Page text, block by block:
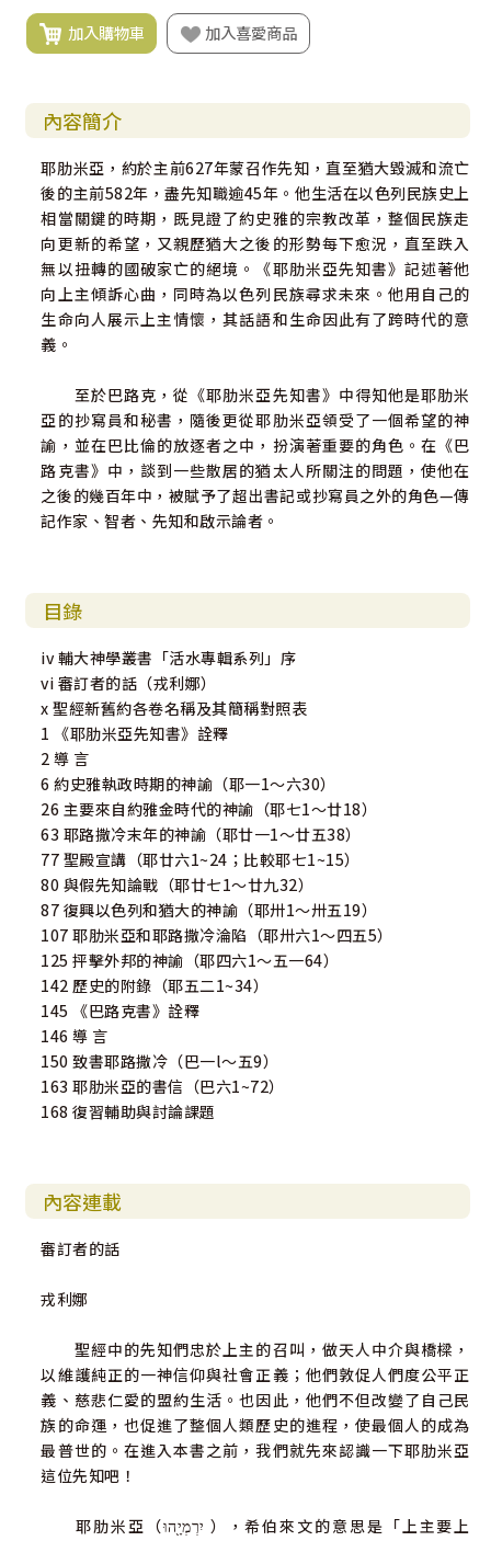
加入購物車 加入喜愛商品
內容簡介
耶肋米亞，約於主前627年蒙召作先知，直至猶大毀滅和流亡
後的主前582年，盡先知職逾45年。他生活在以色列民族史上
相當關鍵的時期，既見證了約史雅的宗教改革，整個民族走
向更新的希望，又親歷猶大之後的形勢每下愈況，直至跌入
無以扭轉的國破家亡的絕境。《耶肋米亞先知書》記述著他
向上主傾訴心曲，同時為以色列民族尋求未來。他用自己的
生命向人展示上主情懷，其話語和生命因此有了跨時代的意
義。
至於巴路克，從《耶肋米亞先知書》中得知他是耶肋米
亞的抄寫員和秘書，隨後更從耶肋米亞領受了一個希望的神
諭，並在巴比倫的放逐者之中，扮演著重要的角色。在《巴
路克書》中，談到一些散居的猶太人所關注的問題，使他在
之後的幾百年中，被賦予了超出書記或抄寫員之外的角色—傳
記作家、智者、先知和啟示論者。
目錄
iv 輔大神學叢書「活水專輯系列」序
vi 審訂者的話（戎利娜）
x 聖經新舊約各卷名稱及其簡稱對照表
1 《耶肋米亞先知書》詮釋
2 導 言
6 約史雅執政時期的神諭（耶一1～六30）
26 主要來自約雅金時代的神諭（耶七1～廿18）
63 耶路撒冷末年的神諭（耶廿一1～廿五38）
77 聖殿宣講（耶廿六1~24；比較耶七1~15）
80 與假先知論戰（耶廿七1～廿九32）
87 復興以色列和猶大的神諭（耶卅1～卅五19）
107 耶肋米亞和耶路撒冷淪陷（耶卅六1～四五5）
125 抨擊外邦的神諭（耶四六1～五一64）
142 歷史的附錄（耶五二1~34）
145 《巴路克書》詮釋
146 導 言
150 致書耶路撒冷（巴一l～五9）
163 耶肋米亞的書信（巴六1~72）
168 復習輔助與討論課題
內容連載
審訂者的話
戎利娜
聖經中的先知們忠於上主的召叫，做天人中介與橋樑，
以維護純正的一神信仰與社會正義；他們敦促人們度公平正
義、慈悲仁愛的盟約生活。也因此，他們不但改變了自己民
族的命運，也促進了整個人類歷史的進程，使最個人的成為
最普世的。在進入本書之前，我們就先來認識一下耶肋米亞
這位先知吧！
耶肋米亞（יִרְמְיָ֖הוּ ），希伯來文的意思是「上主要上